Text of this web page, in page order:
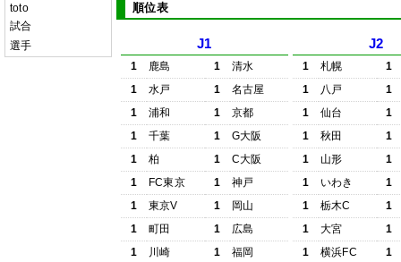
toto
試合
選手
順位表
J1
1 鹿島 1
清水
1
水戸 1
名古屋
1
浦和 1
京都
1
千葉 1
G大阪
1
柏 1
C大阪
1
FC東京 1
神戸
1
東京V 1
岡山
1
町田 1
広島
1
川崎 1
福岡
J2
1 札幌
1
1
八戸
1
1
仙台
1
1
秋田
1
1
山形
1
1
いわき
1
1
栃木C
1
1
大宮
1
1
横浜FC
1